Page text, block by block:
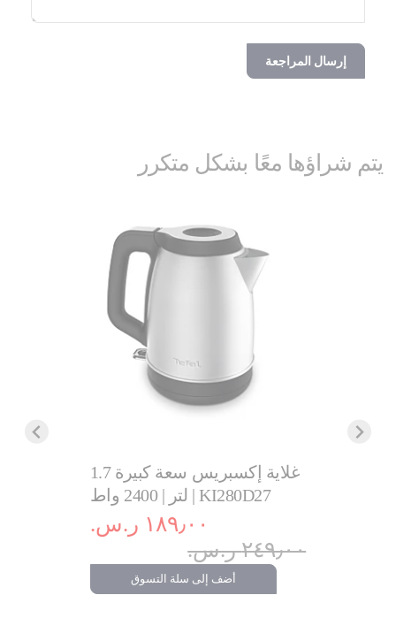
إرسال المراجعة
يتم شراؤها معًا بشكل متكرر
غلاية إكسبريس سعة كبيرة 1.7
لتر | 2400 واط | KI280D27
١٨٩٫٠٠ ر.س.‏
٢٤٩٫٠٠ ر.س.‏
أضف إلى سلة التسوق